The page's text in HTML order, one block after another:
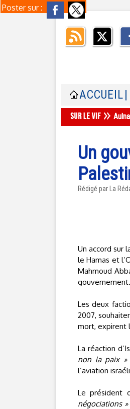
Poster sur :
ACCUEIL
Un
Rédigé par La
Un accord sur
le Hamas et
Mahmoud
gouvernement.
Les deux
2007,
mort, expirent
La réaction
non la paix »
l’aviation
Le président
négociations »